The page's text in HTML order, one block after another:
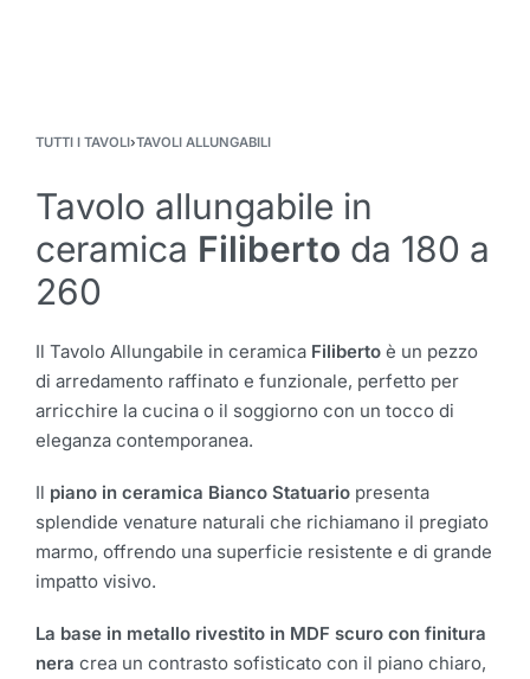
TUTTI I TAVOLI›TAVOLI ALLUNGABILI
Tavolo allungabile in
ceramica Filiberto da 180 a
260
Il Tavolo Allungabile in ceramica Filiberto è un pezzo
di arredamento raffinato e funzionale, perfetto per
arricchire la cucina o il soggiorno con un tocco di
eleganza contemporanea.
Il piano in ceramica Bianco Statuario presenta
splendide venature naturali che richiamano il pregiato
marmo, offrendo una superficie resistente e di grande
impatto visivo.
La base in metallo rivestito in MDF scuro con finitura
nera crea un contrasto sofisticato con il piano chiaro,